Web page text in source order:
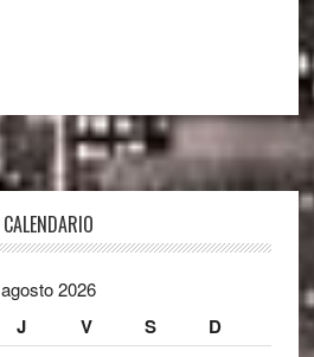
CALENDARIO
agosto 2026
J V S D